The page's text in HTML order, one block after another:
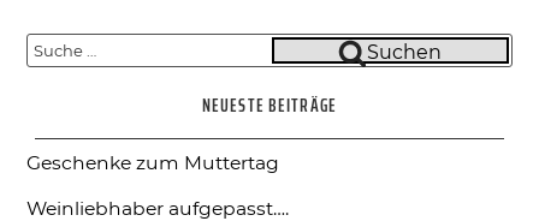
Suche
nach:
Suchen
NEUESTE BEITRÄGE
Geschenke zum Muttertag
Weinliebhaber aufgepasst….